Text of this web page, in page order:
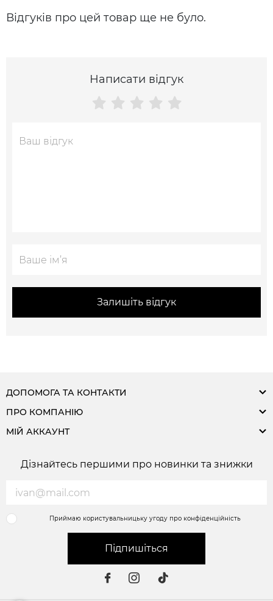
Відгуків про цей товар ще не було.
Написати відгук
Залишіть відгук
ДОПОМОГА ТА КОНТАКТИ
ПРО КОМПАНІЮ
МІЙ АККАУНТ
Дізнайтесь першими про новинки та знижки
Приймаю користувальницьку угоду про конфіденційність
Підпишіться